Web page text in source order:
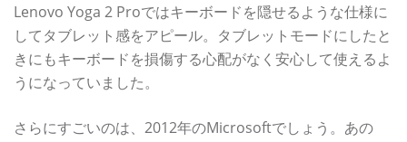
Lenovo Yoga 2 Proではキーボードを隠せるような仕様に
してタブレット感をアピール。タブレットモードにしたと
きにもキーボードを損傷する心配がなく安心して使えるよ
うになっていました。
さらにすごいのは、2012年のMicrosoftでしょう。あの